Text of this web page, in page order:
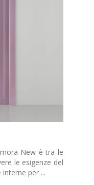
New è tra le
le esigenze del
per ...